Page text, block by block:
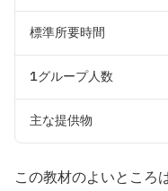
標準所要時間
1グループ人数
主な提供物
この教材のよいところ